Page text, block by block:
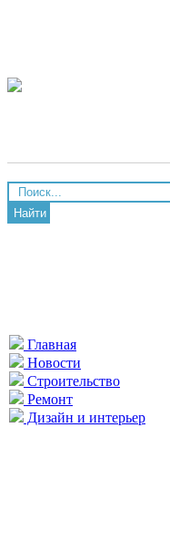
Найти
Главная
Новости
Строительство
Ремонт
Дизайн и интерьер